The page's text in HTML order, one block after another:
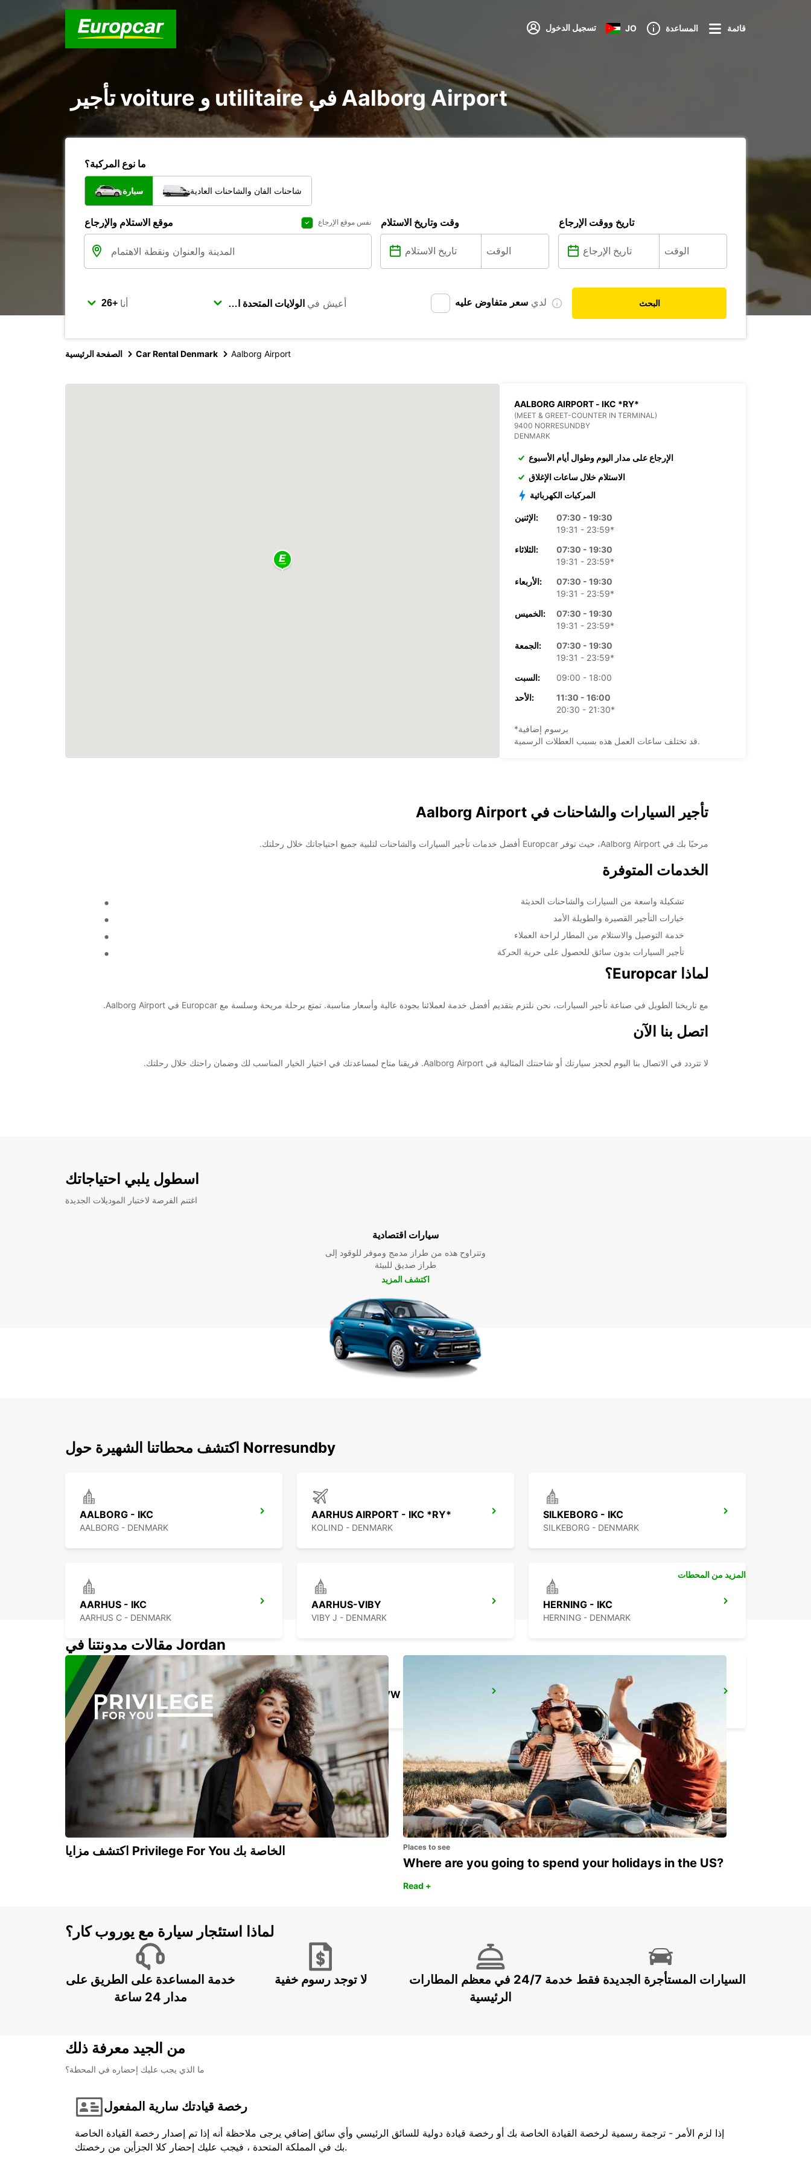
تسجيل الدخول JO المساعدة قائمة
تأجير voiture و utilitaire في Aalborg Airport
ما نوع المركبة؟
سيارة شاحنات الفان والشاحنات العادية
موقع الاستلام والإرجاع نفس موقع الإرجاع وقت وتاريخ الاستلام تاريخ ووقت الإرجاع
أنا أعيش في لدي سعر متفاوض عليه البحث
الصفحة الرئيسية Car Rental Denmark Aalborg Airport
AALBORG AIRPORT - IKC *RY*
(MEET & GREET-COUNTER IN TERMINAL)
9400 NORRESUNDBY
DENMARK
الإرجاع على مدار اليوم وطوال أيام الأسبوع
الاستلام خلال ساعات الإغلاق
المركبات الكهربائية
الإثنين:
07:30 - 19:30
19:31 - 23:59*
الثلاثاء:
07:30 - 19:30
19:31 - 23:59*
الأربعاء:
07:30 - 19:30
19:31 - 23:59*
الخميس:
07:30 - 19:30
19:31 - 23:59*
الجمعة:
07:30 - 19:30
19:31 - 23:59*
السبت:
09:00 - 18:00
الأحد:
11:30 - 16:00
20:30 - 21:30*
*برسوم إضافية
قد تختلف ساعات العمل هذه بسبب العطلات الرسمية.
خط سير الرحلة
تأجير السيارات والشاحنات في Aalborg Airport
مرحبًا بك في Aalborg Airport، حيث توفر Europcar أفضل خدمات تأجير السيارات والشاحنات لتلبية جميع احتياجاتك خلال رحلتك.
الخدمات المتوفرة
تشكيلة واسعة من السيارات والشاحنات الحديثة
خيارات التأجير القصيرة والطويلة الأمد
خدمة التوصيل والاستلام من المطار لراحة العملاء
تأجير السيارات بدون سائق للحصول على حرية الحركة
لماذا Europcar؟
مع تاريخنا الطويل في صناعة تأجير السيارات، نحن نلتزم بتقديم أفضل خدمة لعملائنا بجودة عالية وأسعار مناسبة. تمتع برحلة مريحة وسلسة مع Europcar في Aalborg Airport.
اتصل بنا الآن
لا تتردد في الاتصال بنا اليوم لحجز سيارتك أو شاحنتك المثالية في Aalborg Airport. فريقنا متاح لمساعدتك في اختيار الخيار المناسب لك وضمان راحتك خلال رحلتك.
اسطول يلبي احتياجاتك
اغتنم الفرصة لاختبار الموديلات الجديدة
سيارات اقتصادية
وتتراوح هذه من طراز مدمج وموفر للوقود إلى
طراز صديق للبيئة
اكتشف المزيد
اكتشف محطاتنا الشهيرة حول Norresundby
AALBORG - IKC
AALBORG - DENMARK
AARHUS AIRPORT - IKC *RY*
KOLIND - DENMARK
SILKEBORG - IKC
SILKEBORG - DENMARK
AARHUS - IKC
AARHUS C - DENMARK
AARHUS-VIBY
VIBY J - DENMARK
HERNING - IKC
HERNING - DENMARK
HORSENS - IKC
HORSENS - DENMARK
GOTHENBURG VW SISJON
ASKIM - SWEDEN MOLNDAL - SWEDEN
المزيد من المحطات
مقالات مدونتنا في Jordan
اكتشف مزايا Privilege For You الخاصة بك Places to see
Where are you going to spend your holidays in the US?
Read +
لماذا استئجار سيارة مع يوروب كار؟
خدمة المساعدة على الطريق على
مدار 24 ساعة
لا توجد رسوم خفية
خدمة 24/7 في معظم المطارات
الرئيسية
السيارات المستأجرة الجديدة فقط
من الجيد معرفة ذلك
ما الذي يجب عليك إحضاره في المحطة؟
رخصة قيادتك سارية المفعول
إذا لزم الأمر - ترجمة رسمية لرخصة القيادة الخاصة بك أو رخصة قيادة دولية للسائق الرئيسي وأي سائق إضافي يرجى ملاحظة أنه إذا تم إصدار رخصة القيادة الخاصة
بك في المملكة المتحدة ، فيجب عليك إحضار كلا الجزأين من رخصتك.